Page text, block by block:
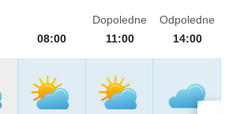
08:00
Dopoledne
11:00
Odpoledne
14:00